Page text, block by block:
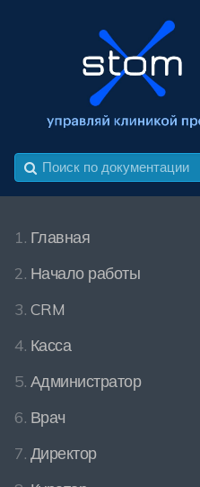
1. Главная
2. Начало работы
3. CRM
4. Касса
5. Администратор
6. Врач
7. Директор